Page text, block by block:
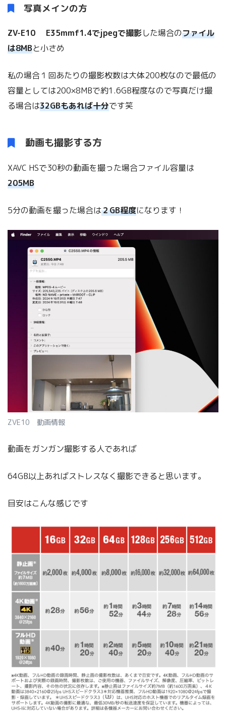
写真メインの方
ZV-E10 E35mmf1.4でjpegで撮影した場合のファイル
は8MBと小さめ
私の場合１回あたりの撮影枚数は大体200枚なので最低の
容量としては200×8MBで約1.6GB程度なので写真だけ撮
る場合は32GBもあれば十分です笑
動画も撮影する方
XAVC HSで30秒の動画を撮った場合ファイル容量は
205MB
5分の動画を撮った場合は２GB程度になります！
ZVE10 動画情報
動画をガンガン撮影する人であれば
64GB以上あればストレスなく撮影できると思います。
目安はこんな感じです